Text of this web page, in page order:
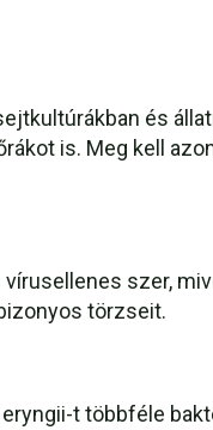
és
is. Meg kell
szer,
törzseit.
t többféle